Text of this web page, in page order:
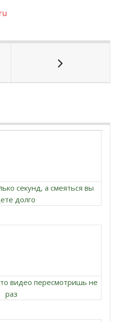
секунд, а смеяться вы
долго
видео пересмотришь не
раз